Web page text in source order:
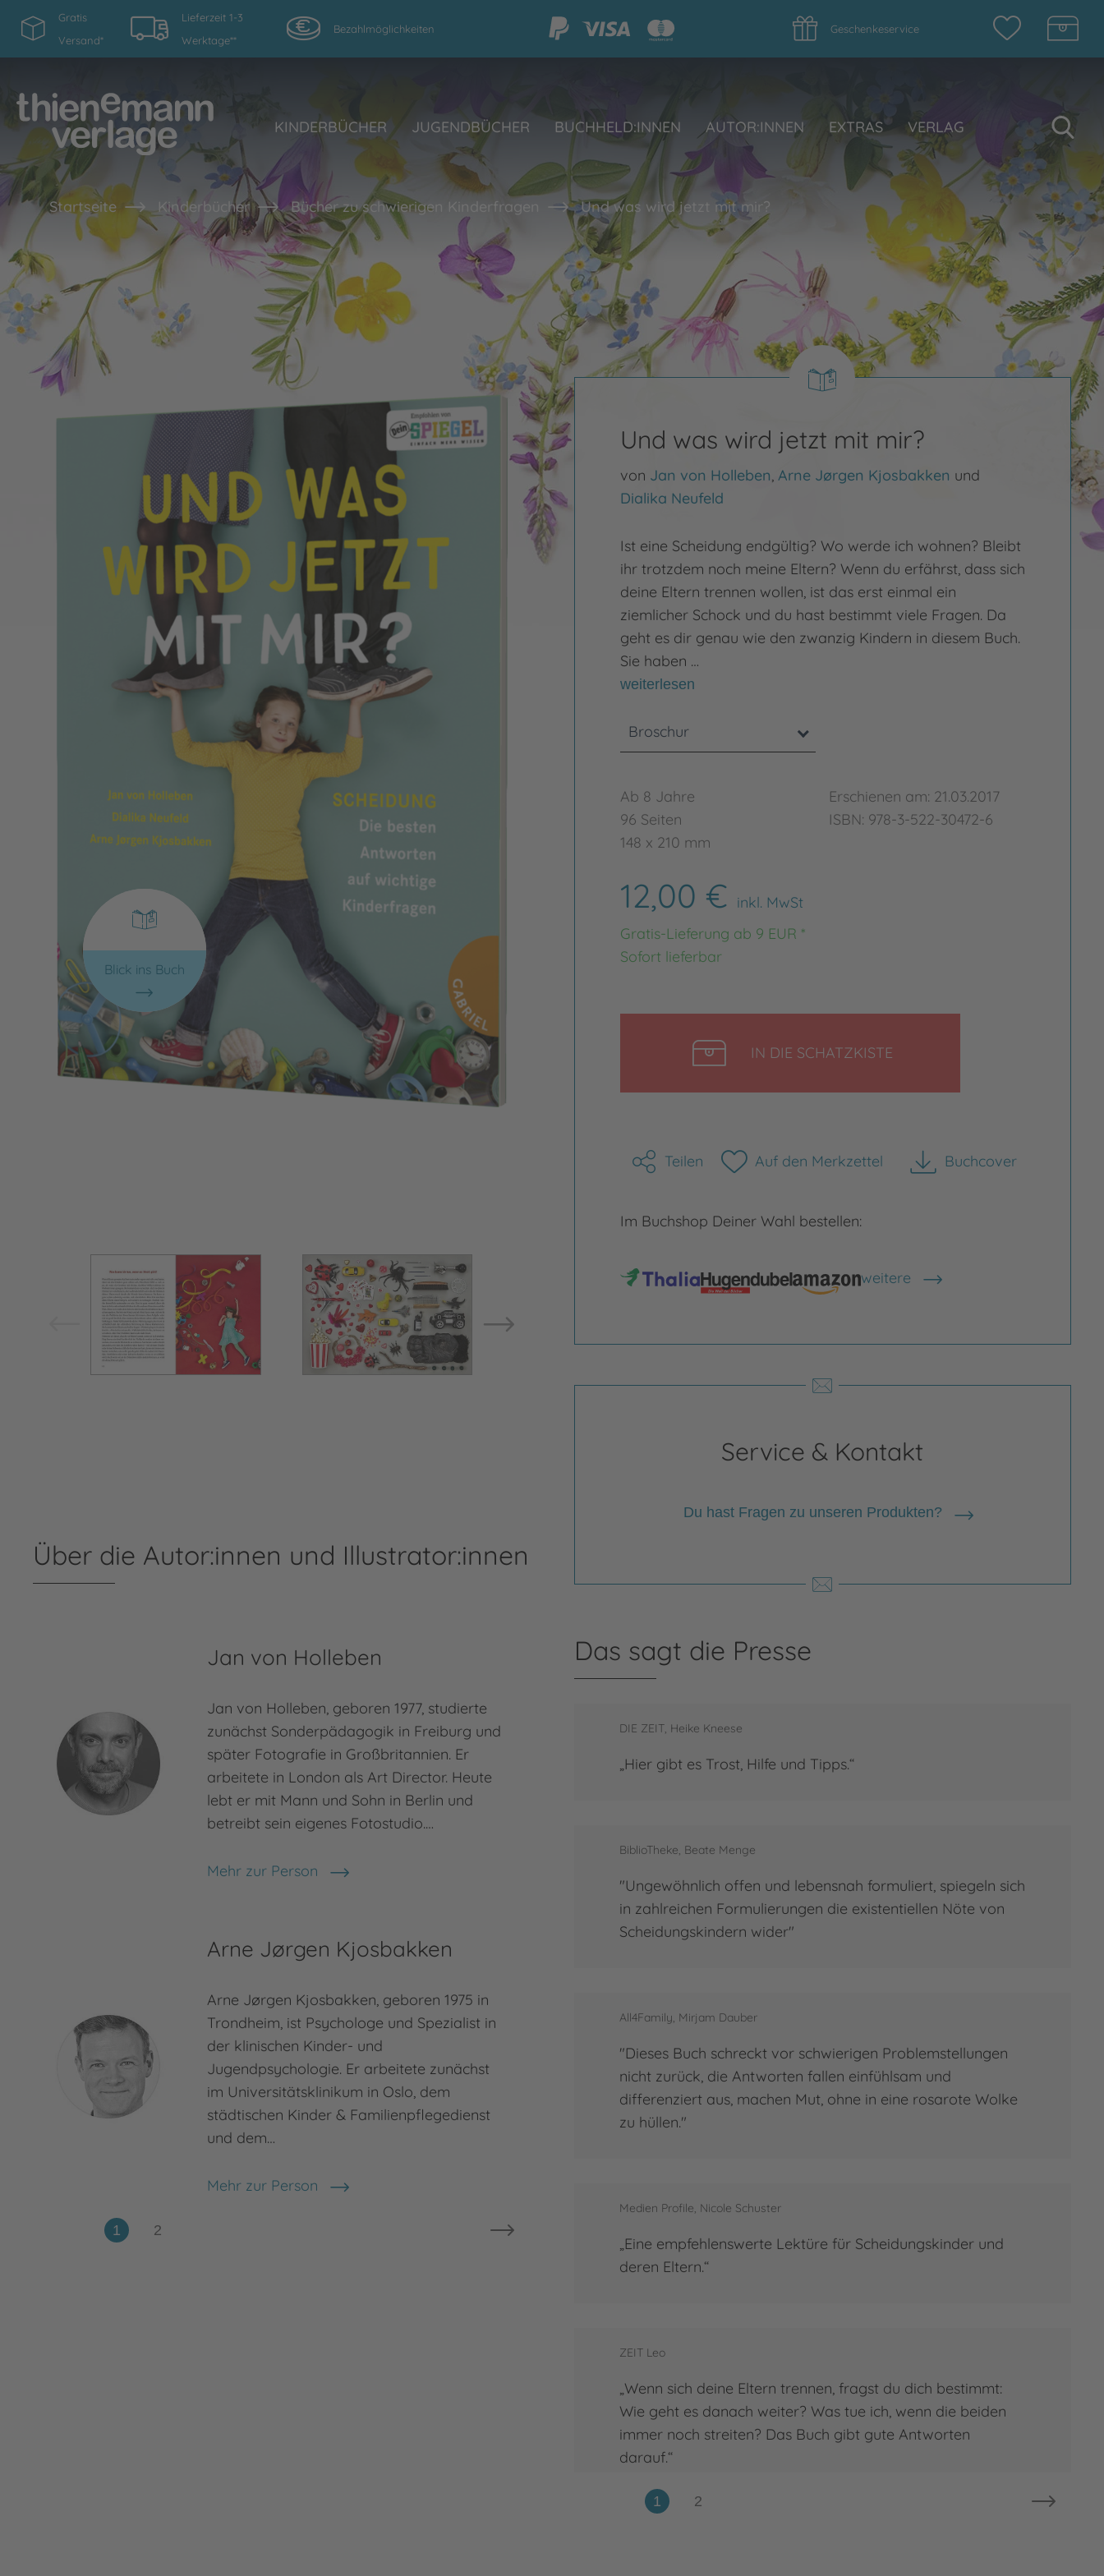
Gratis
Versand*
Lieferzeit 1-3
Werktage**
Bezahlmöglichkeiten Geschenkeservice
KINDERBÜCHER JUGENDBÜCHER BUCHHELD:INNEN AUTOR:INNEN EXTRAS VERLAG
Startseite Kinderbücher Bücher zu schwierigen Kinderfragen Und was wird jetzt mit mir?
Blick ins Buch
Bild vergrößern
Und was wird jetzt mit mir?
von Jan von Holleben, Arne Jørgen Kjosbakken und
Dialika Neufeld
Ist eine Scheidung endgültig? Wo werde ich wohnen? Bleibt
ihr trotzdem noch meine Eltern? Wenn du erfährst, dass sich
deine Eltern trennen wollen, ist das erst einmal ein
ziemlicher Schock und du hast bestimmt viele Fragen. Da
geht es dir genau wie den zwanzig Kindern in diesem Buch.
Sie haben …
weiterlesen
Broschur
Ab 8 Jahre
96 Seiten
148 x 210 mm
Erschienen am: 21.03.2017
ISBN: 978-3-522-30472-6
12,00 € inkl. MwSt
Gratis-Lieferung ab 9 EUR *
Sofort lieferbar
IN DIE SCHATZKISTE
Teilen Auf den Merkzettel Buchcover
herunterladen
Im Buchshop Deiner Wahl bestellen:
weitere
Shops anzeigen
Service & Kontakt
Du hast Fragen zu unseren Produkten?
Über die Autor:innen und Illustrator:innen
Jan von Holleben
Jan von Holleben, geboren 1977, studierte
zunächst Sonderpädagogik in Freiburg und
später Fotografie in Großbritannien. Er
arbeitete in London als Art Director. Heute
lebt er mit Mann und Sohn in Berlin und
betreibt sein eigenes Fotostudio.…
Mehr zur Person
Jan von Holleben
Arne Jørgen Kjosbakken
Arne Jørgen Kjosbakken, geboren 1975 in
Trondheim, ist Psychologe und Spezialist in
der klinischen Kinder- und
Jugendpsychologie. Er arbeitete zunächst
im Universitätsklinikum in Oslo, dem
städtischen Kinder & Familienpflegedienst
und dem…
Mehr zur Person
Arne Jørgen Kjosbakken
Dialika Neufeld
aufgewachsen in Kiel, arbeitet als
Redakteurin im Gesellschafts-Ressort des
SPIEGEL. Sie studierte zunächst
Anschließend absolvierte sie die…
Mehr zur Person
Dialika Neufeld
Das sagt die Presse
DIE ZEIT, Heike Kneese
„Hier gibt es Trost, Hilfe und Tipps.“
BiblioTheke, Beate Menge
"Ungewöhnlich offen und lebensnah formuliert, spiegeln sich
in zahlreichen Formulierungen die existentiellen Nöte von
Scheidungskindern wider"
All4Family, Mirjam Dauber
"Dieses Buch schreckt vor schwierigen Problemstellungen
nicht zurück, die Antworten fallen einfühlsam und
differenziert aus, machen Mut, ohne in eine rosarote Wolke
zu hüllen."
Medien Profile, Nicole Schuster
„Eine empfehlenswerte Lektüre für Scheidungskinder und
deren Eltern.“
ZEIT Leo
„Wenn sich deine Eltern trennen, fragst du dich bestimmt:
Wie geht es danach weiter? Was tue ich, wenn die beiden
immer noch streiten? Das Buch gibt gute Antworten
darauf.“